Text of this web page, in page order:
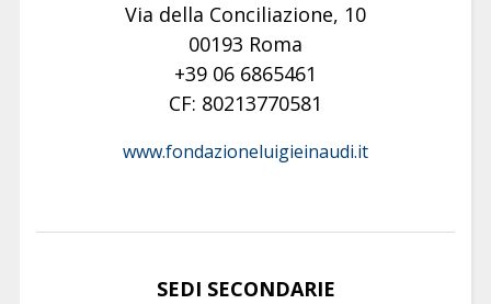
Via della Conciliazione, 10
00193 Roma
+39 06 6865461
CF: 80213770581
www.fondazioneluigieinaudi.it
SEDI SECONDARIE